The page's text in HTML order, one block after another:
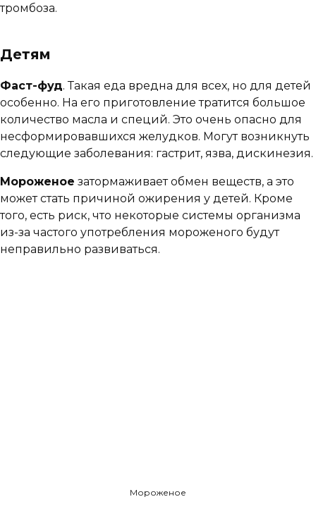
тромбоза.
Детям
Фаст-фуд. Такая еда вредна для всех, но для детей
особенно. На его приготовление тратится большое
количество масла и специй. Это очень опасно для
несформировавшихся желудков. Могут возникнуть
следующие заболевания: гастрит, язва, дискинезия.
Мороженое затормаживает обмен веществ, а это
может стать причиной ожирения у детей. Кроме
того, есть риск, что некоторые системы организма
из-за частого употребления мороженого будут
неправильно развиваться.
Мороженое